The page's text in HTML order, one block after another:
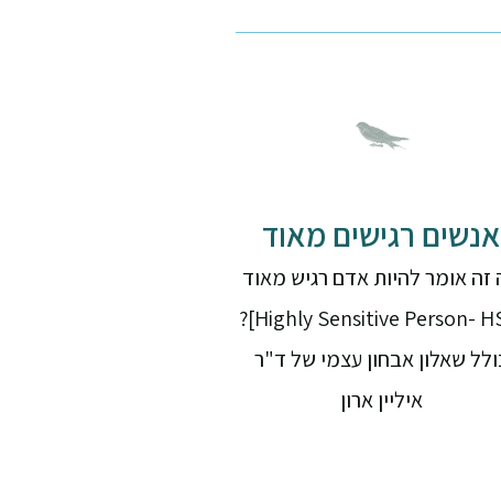
אנשים רגישים מאוד
זה אומר להיות אדם רגיש מאוד
[Highly Sensitive Person- HSP]?
שאלון אבחון עצמי של ד"ר
איליין ארון